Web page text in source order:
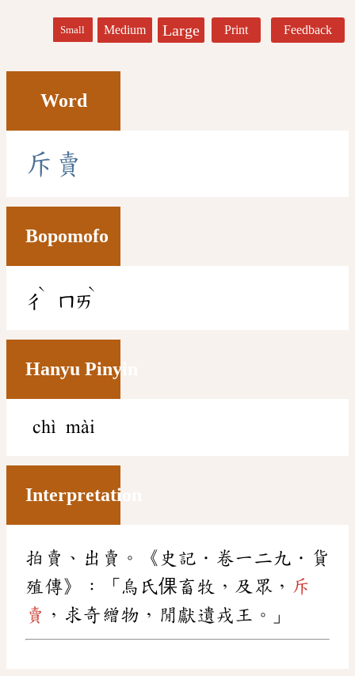
Small Medium Large Print Feedback
Word
斥 賣
Bopomofo
ㄔ
ˋ
ㄇㄞ
ˋ
Hanyu Pinyin
chì mài
Interpretation
拍賣、出賣。《史記．卷一二九．貨
殖傳》：「烏氏倮畜牧，及眾， 斥
賣 ，求奇繒物，閒獻遺戎王。」